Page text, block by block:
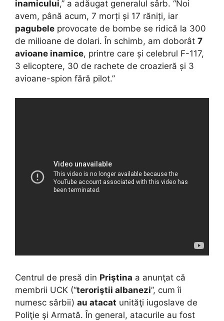
inamicului,” a adăugat generalul sârb. “Noi
avem, până acum, 7 morți și 17 răniți, iar
pagubele provocate de bombe se ridică la 300
de milioane de dolari. În schimb, am doborât 7
avioane inamice, printre care și celebrul F-117,
3 elicoptere, 30 de rachete de croazieră și 3
avioane-spion fără pilot.”
Centrul de presă din Priştina a anunţat că
membrii UCK (“teroriştii albanezi”, cum îi
numesc sârbii) au atacat unităţi iugoslave de
Poliţie şi Armată. În general, atacurile au fost